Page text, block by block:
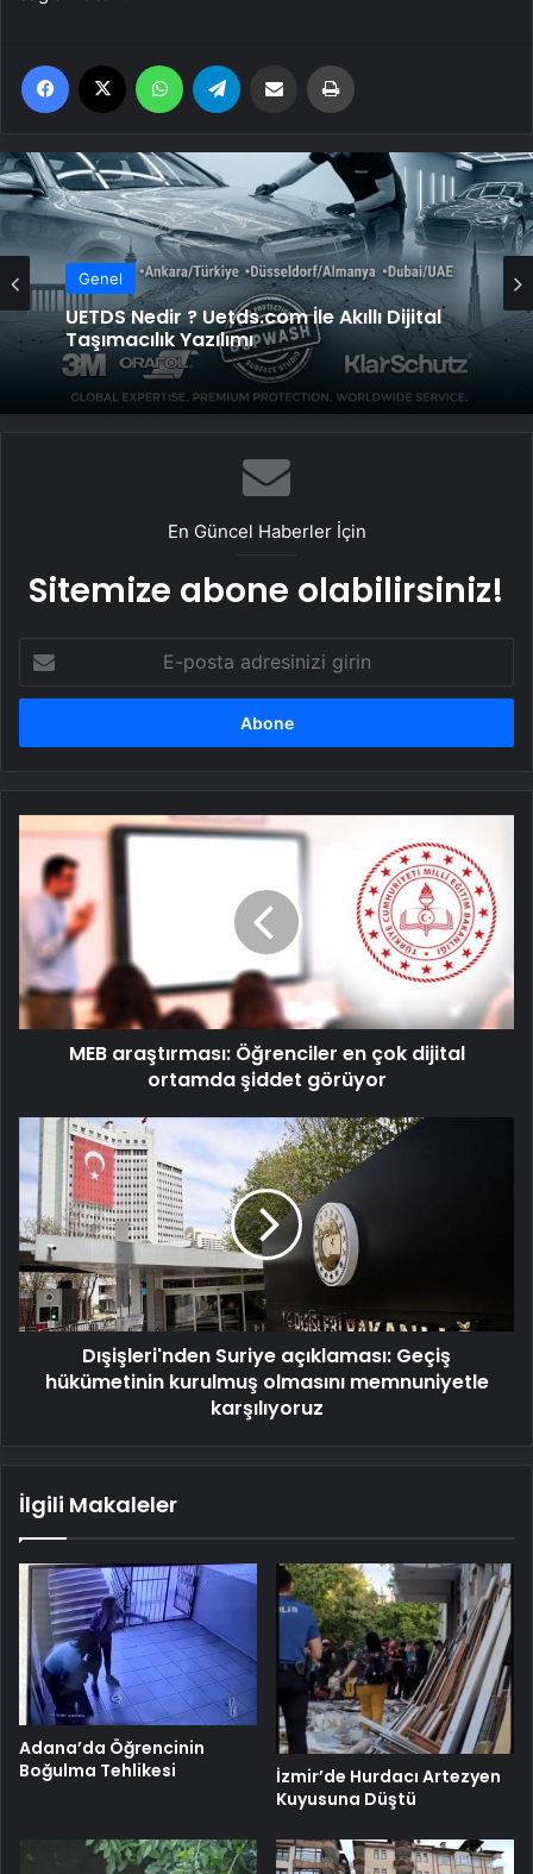
Facebook WhatsApp Email'den paylaş
Genel
UETDS Nedir ? Uetds.com İle Akıllı Dijital
Taşımacılık Yazılımı
En Güncel Haberler İçin
Sitemize abone olabilirsiniz!
posta
adresinizi
araştırması:
Öğrenciler
en
dijital
ortamda
şiddet
görüyor
MEB araştırması: Öğrenciler en çok dijital
ortamda şiddet görüyor
Dışişleri'nden
Suriye
açıklaması:
Geçiş
hükümetinin
kurulmuş
olmasını
memnuniyetle
karşılıyoruz
Dışişleri'nden Suriye açıklaması: Geçiş
hükümetinin kurulmuş olmasını memnuniyetle
karşılıyoruz
İlgili Makaleler
Adana’da Öğrencinin
Boğulma Tehlikesi
İzmir’de Hurdacı Artezyen
Kuyusuna Düştü